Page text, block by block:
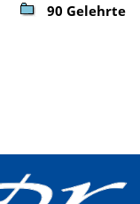
90 Gelehrte